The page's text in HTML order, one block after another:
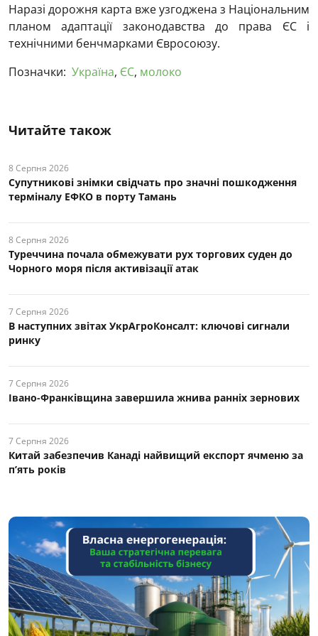
Наразі дорожня карта вже узгоджена з Національним
планом адаптації законодавства до права ЄС і
технічними бенчмарками Євросоюзу.
Позначки: Україна, ЄС, молоко
Читайте також
8 Серпня 2026
Супутникові знімки свідчать про значні пошкодження
терміналу ЕФКО в порту Тамань
8 Серпня 2026
Туреччина почала обмежувати рух торгових суден до
Чорного моря після активізації атак
7 Серпня 2026
В наступних звітах УкрАгроКонсалт: ключові cигнали
ринку
7 Серпня 2026
Івано-Франківщина завершила жнива ранніх зернових
7 Серпня 2026
Китай забезпечив Канаді найвищий експорт ячменю за
п’ять років